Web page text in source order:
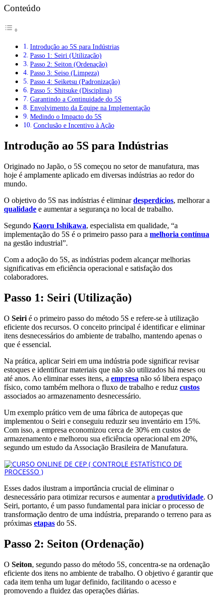
Conteúdo
Introdução ao 5S para Indústrias
Passo 1: Seiri (Utilização)
Passo 2: Seiton (Ordenação)
Passo 3: Seiso (Limpeza)
Passo 4: Seiketsu (Padronização)
Passo 5: Shitsuke (Disciplina)
Garantindo a Continuidade do 5S
Envolvimento da Equipe na Implementação
Medindo o Impacto do 5S
Conclusão e Incentivo à Ação
Introdução ao 5S para Indústrias
Originado no Japão, o 5S começou no setor de manufatura, mas
hoje é amplamente aplicado em diversas indústrias ao redor do
mundo.
O objetivo do 5S nas indústrias é eliminardesperdícios, melhorar a
qualidade e aumentar a segurança no local de trabalho.
Segundo Kaoru Ishikawa, especialista em qualidade, “a
implementação do 5S é o primeiro passo para a melhoria contínua
na gestão industrial”.
Com a adoção do 5S, as indústrias podem alcançar melhorias
significativas em eficiência operacional e satisfação dos
colaboradores.
Passo 1: Seiri (Utilização)
O Seiri é o primeiro passo do método 5S e refere-se à utilização
eficiente dos recursos. O conceito principal é identificar e eliminar
itens desnecessários do ambiente de trabalho, mantendo apenas o
que é essencial.
Na prática, aplicar Seiri em uma indústria pode significar revisar
estoques e identificar materiais que não são utilizados há meses ou
até anos. Ao eliminar esses itens, a empresa não só libera espaço
físico, como também melhora o fluxo de trabalho e reduz custos
associados ao armazenamento desnecessário.
Um exemplo prático vem de uma fábrica de autopeças que
implementou o Seiri e conseguiu reduzir seu inventário em 15%.
Com isso, a empresa economizou cerca de 30% em custos de
armazenamento e melhorou sua eficiência operacional em 20%,
segundo um estudo da Associação Brasileira de Manufatura.
Esses dados ilustram a importância crucial de eliminar o
desnecessário para otimizar recursos e aumentar a produtividade. O
Seiri, portanto, é um passo fundamental para iniciar o processo de
transformação dentro de uma indústria, preparando o terreno para as
próximas etapas do 5S.
Passo 2: Seiton (Ordenação)
O Seiton, segundo passo do método 5S, concentra-se na ordenação
eficiente dos itens no ambiente de trabalho. O objetivo é garantir que
cada item tenha um lugar definido, facilitando o acesso e
promovendo a fluidez das operações diárias.